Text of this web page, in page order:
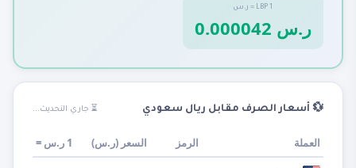
1
LBP
= ر.س
0.000042 ر.س
💱 أسعار الصرف مقابل ريال سعودي ⏳ جاري التحديث...
العملة الرمز السعر (ر.س)
1 ر.س =